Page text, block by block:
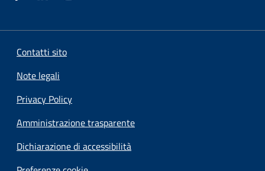
Contatti sito
Note legali
Privacy Policy
Amministrazione trasparente
Dichiarazione di accessibilità